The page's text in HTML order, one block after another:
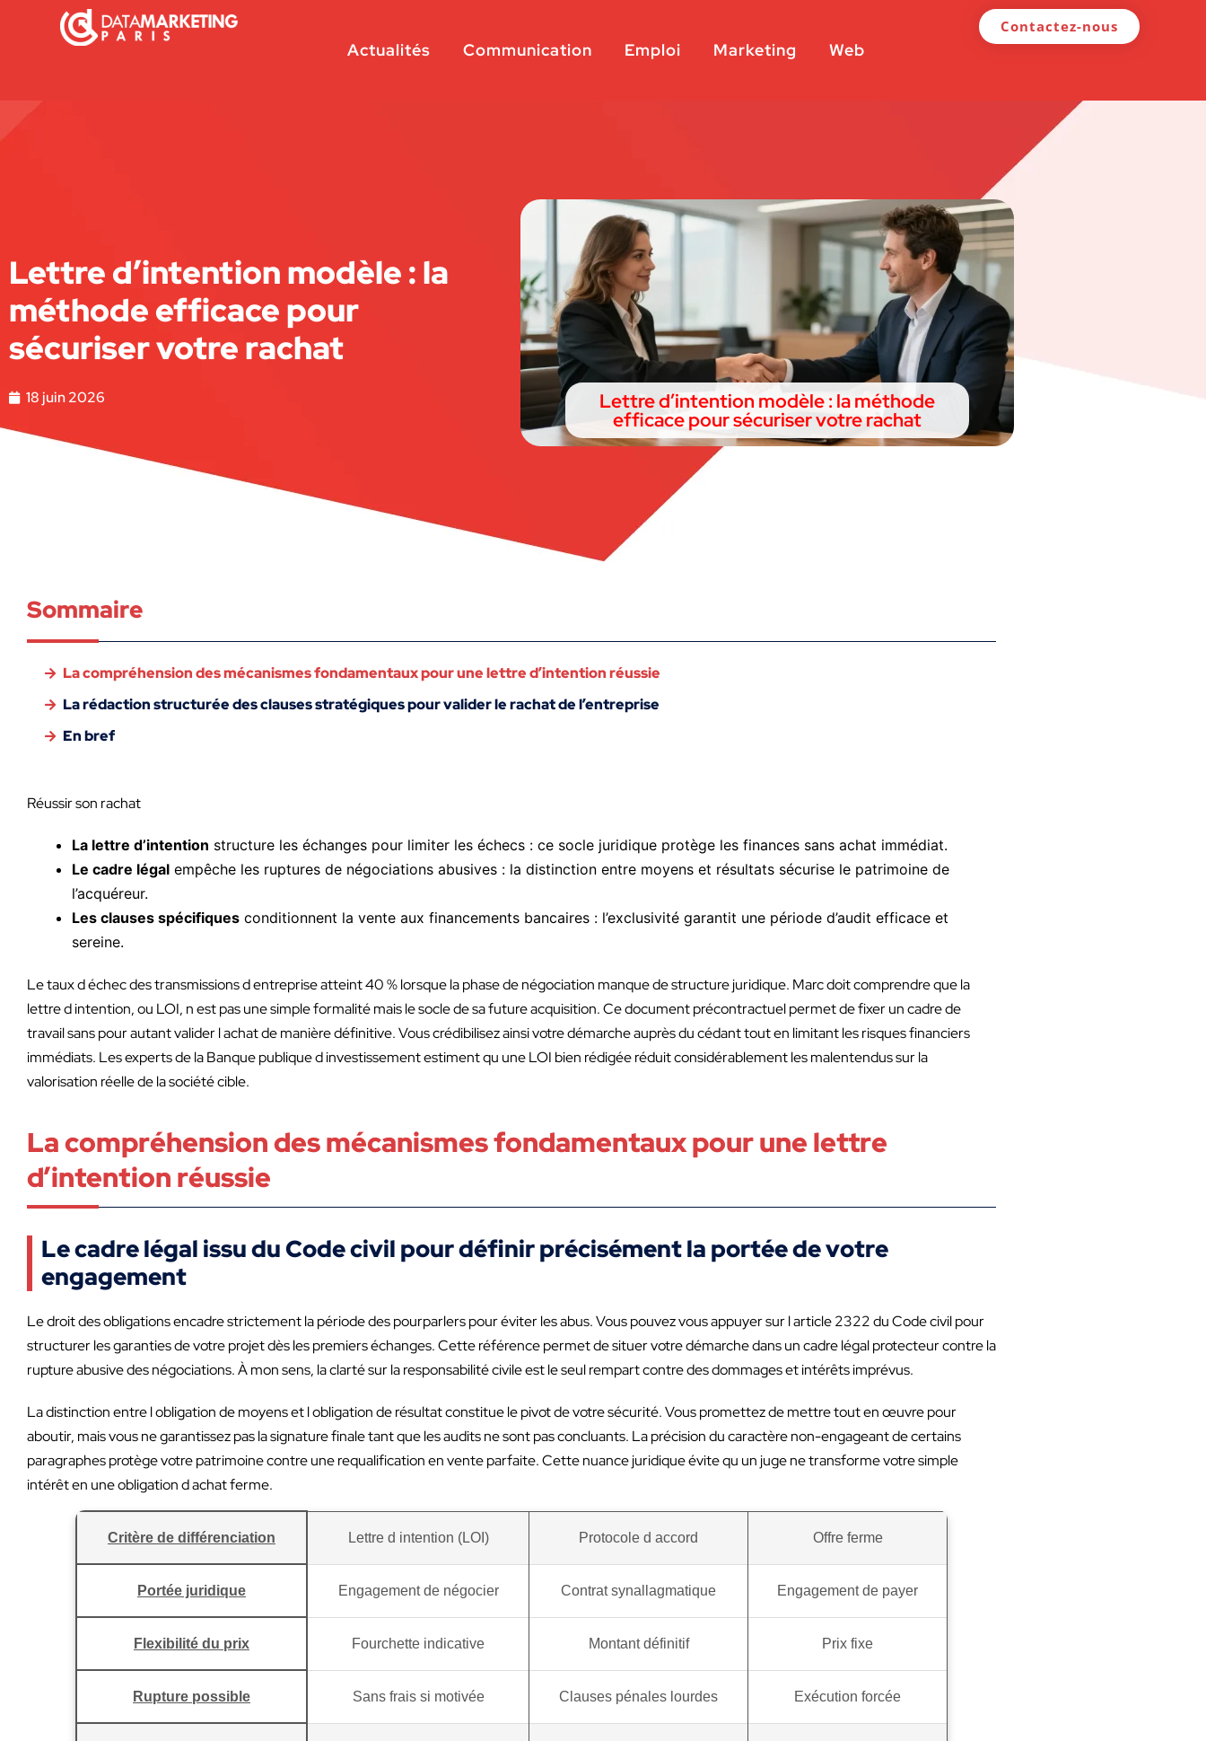
Actualités Communication Emploi Marketing Web
Contactez-nous
Lettre d’intention modèle : la
méthode efficace pour
sécuriser votre rachat
18 juin 2026 Lettre d’intention modèle : la méthode
efficace pour sécuriser votre rachat
Sommaire
La compréhension des mécanismes fondamentaux pour une lettre d’intention réussie
La rédaction structurée des clauses stratégiques pour valider le rachat de l’entreprise
En bref
Réussir son rachat
La lettre d’intention structure les échanges pour limiter les échecs : ce socle juridique protège les finances sans achat immédiat.
Le cadre légal empêche les ruptures de négociations abusives : la distinction entre moyens et résultats sécurise le patrimoine de
l’acquéreur.
Les clauses spécifiques conditionnent la vente aux financements bancaires : l’exclusivité garantit une période d’audit efficace et
sereine.
Le taux d échec des transmissions d entreprise atteint 40 % lorsque la phase de négociation manque de structure juridique. Marc doit comprendre que la
lettre d intention, ou LOI, n est pas une simple formalité mais le socle de sa future acquisition. Ce document précontractuel permet de fixer un cadre de
travail sans pour autant valider l achat de manière définitive. Vous crédibilisez ainsi votre démarche auprès du cédant tout en limitant les risques financiers
immédiats. Les experts de la Banque publique d investissement estiment qu une LOI bien rédigée réduit considérablement les malentendus sur la
valorisation réelle de la société cible.
La compréhension des mécanismes fondamentaux pour une lettre
d’intention réussie
Le cadre légal issu du Code civil pour définir précisément la portée de votre
engagement
Le droit des obligations encadre strictement la période des pourparlers pour éviter les abus. Vous pouvez vous appuyer sur l article 2322 du Code civil pour
structurer les garanties de votre projet dès les premiers échanges. Cette référence permet de situer votre démarche dans un cadre légal protecteur contre la
rupture abusive des négociations. À mon sens, la clarté sur la responsabilité civile est le seul rempart contre des dommages et intérêts imprévus.
La distinction entre l obligation de moyens et l obligation de résultat constitue le pivot de votre sécurité. Vous promettez de mettre tout en œuvre pour
aboutir, mais vous ne garantissez pas la signature finale tant que les audits ne sont pas concluants. La précision du caractère non-engageant de certains
paragraphes protège votre patrimoine contre une requalification en vente parfaite. Cette nuance juridique évite qu un juge ne transforme votre simple
intérêt en une obligation d achat ferme.
Critère de différenciation Lettre d intention (LOI) Protocole d accord Offre ferme
Portée juridique Engagement de négocier Contrat synallagmatique Engagement de payer
Flexibilité du prix Fourchette indicative Montant définitif Prix fixe
Rupture possible Sans frais si motivée Clauses pénales lourdes Exécution forcée